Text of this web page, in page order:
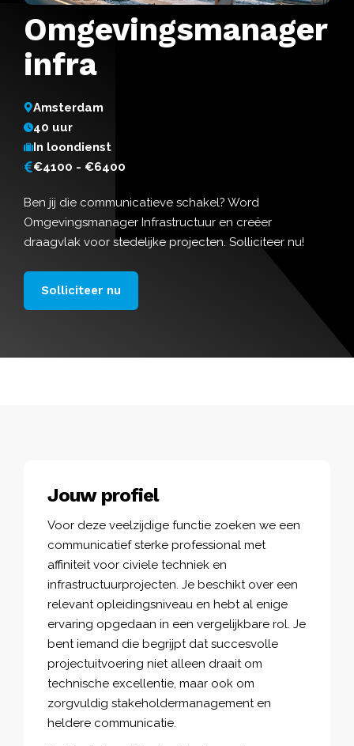
Omgevingsmanager
infra
Amsterdam
40 uur
In loondienst
€4100 - €6400
Ben jij die communicatieve schakel? Word
Omgevingsmanager Infrastructuur en creëer
draagvlak voor stedelijke projecten. Solliciteer nu!
Solliciteer nu
Jouw profiel
Voor deze veelzijdige functie zoeken we een
communicatief sterke professional met
affiniteit voor civiele techniek en
infrastructuurprojecten. Je beschikt over een
relevant opleidingsniveau en hebt al enige
ervaring opgedaan in een vergelijkbare rol. Je
bent iemand die begrijpt dat succesvolle
projectuitvoering niet alleen draait om
technische excellentie, maar ook om
zorgvuldig stakeholdermanagement en
heldere communicatie.